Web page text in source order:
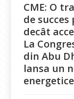
CME: O
de
decât
La
din Abu
lansa un